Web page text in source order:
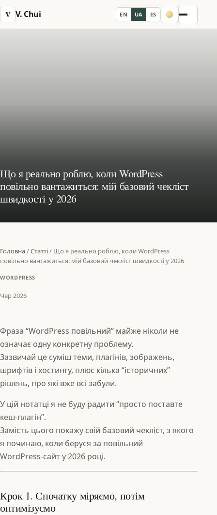
V V. Chui EN UA ES Menu
Що я реально роблю, коли WordPress
повільно вантажиться: мій базовий чекліст
швидкості у 2026
Головна/Статті/ Що я реально роблю, коли WordPress
повільно вантажиться: мій базовий чекліст швидкості у 2026
WORDPRESS
Чер 2026
Фраза “WordPress повільний” майже ніколи не
означає одну конкретну проблему.
Зазвичай це суміш теми, плагінів, зображень,
шрифтів і хостингу, плюс кілька “історичних”
рішень, про які вже всі забули.
У цій нотатці я не буду радити “просто поставте
кеш‑плагін”.
Замість цього покажу свій базовий чекліст, з якого
я починаю, коли беруся за повільний
WordPress‑сайт у 2026 році.
Крок 1. Спочатку міряємо, потім
оптимізуємо